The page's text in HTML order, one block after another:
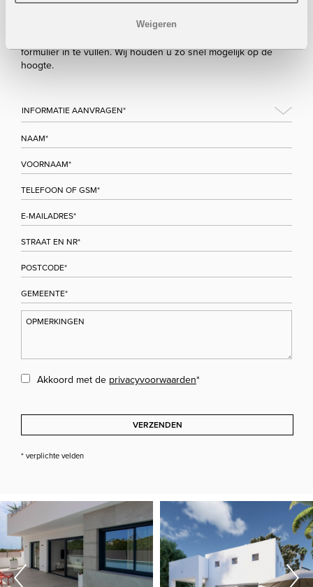
Weigeren
Bezoek/infoaanvraag
formulier in te vullen. Wij houden u zo snel mogelijk op de
hoogte.
Akkoord met de privacyvoorwaarden*
VERZENDEN
* verplichte velden